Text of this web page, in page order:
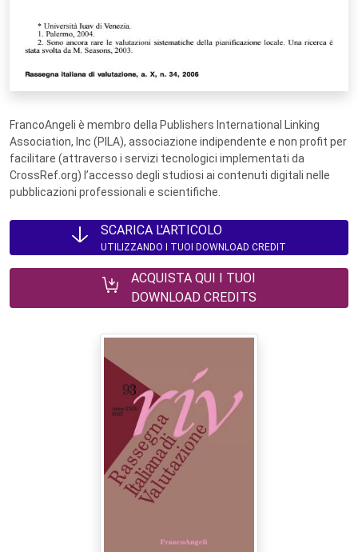
FrancoAngeli è membro della Publishers International Linking
Association, Inc (PILA), associazione indipendente e non profit per
facilitare (attraverso i servizi tecnologici implementati da
CrossRef.org) l’accesso degli studiosi ai contenuti digitali nelle
pubblicazioni professionali e scientifiche.
SCARICA L'ARTICOLO
UTILIZZANDO I TUOI DOWNLOAD CREDIT
ACQUISTA QUI I TUOI
DOWNLOAD CREDITS